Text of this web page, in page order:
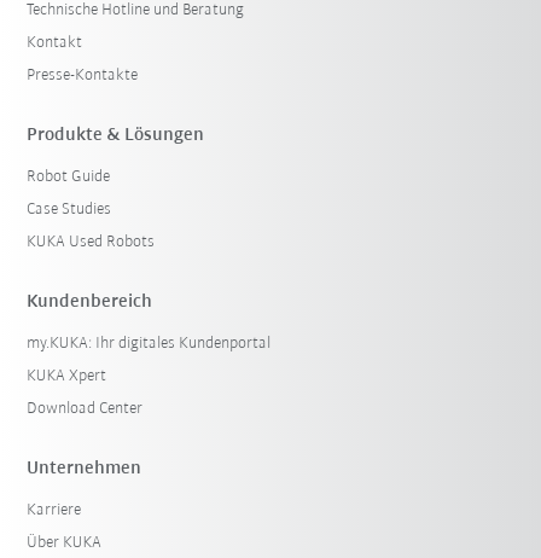
Technische Hotline und Beratung
Kontakt
Presse-Kontakte
Produkte & Lösungen
Robot Guide
Case Studies
KUKA Used Robots
Kundenbereich
my.KUKA: Ihr digitales Kundenportal
KUKA Xpert
Download Center
Unternehmen
Karriere
Über KUKA